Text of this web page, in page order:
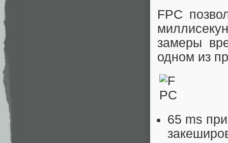
FPC
замеры
одном из
65 ms